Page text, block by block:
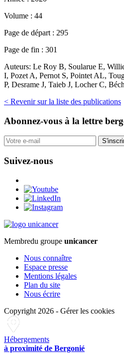
Volume : 44
Page de départ : 295
Page de fin : 301
Auteurs: Le Roy B, Soularue E,
I, Pozet A, Pernot S, Pointet AL,
P, Desrame J, Taieb J, Locher C,
< Revenir sur la liste des publications
Abonnez-vous à la lettre
Suivez-nous
Membredu groupe unicancer
Nous connaître
Espace presse
Mentions légales
Plan du site
Nous écrire
Copyright 2026 - Gérer les cookies
Hébergements
à proximité de Bergonié